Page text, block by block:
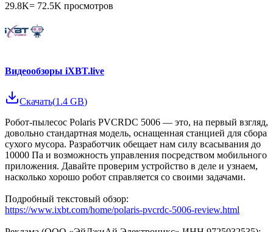
29.8K= 72.5K просмотров
Видеообзоры iXBT.live
Скачать(1.4 GB)
Робот-пылесос Polaris PVCRDC 5006 — это, на первый взгляд,
довольно стандартная модель, оснащенная станцией для сбора
сухого мусора. Разработчик обещает нам силу всасывания до
10000 Па и возможность управления посредством мобильного
приложения. Давайте проверим устройство в деле и узнаем,
насколько хорошо робот справляется со своими задачами.
Подробный текстовый обзор:
https://www.ixbt.com/home/polaris-pvcrdc-5006-review.html